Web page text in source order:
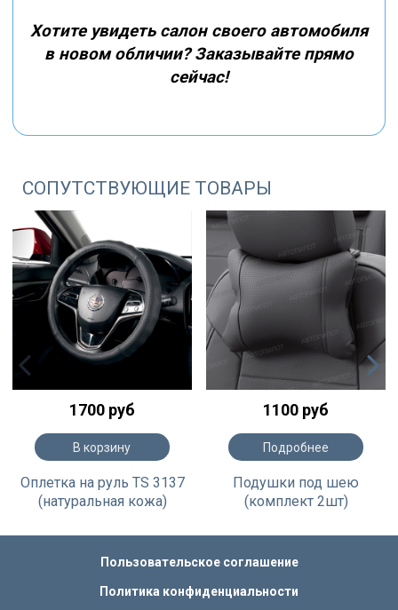
Хотите увидеть салон своего автомобиля
в новом обличии? Заказывайте прямо
сейчас!
СОПУТСТВУЮЩИЕ ТОВАРЫ
1700 руб
В корзину
Оплетка на руль TS 3137
(натуральная кожа)
1100 руб
Подробнее
Подушки под шею
(комплект 2шт)
Пользовательское соглашение
Политика конфиденциальности